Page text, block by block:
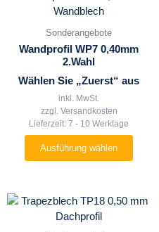
Sonderangebote
Wandprofil WP7 0,40mm
2.Wahl
Wählen Sie „Zuerst“ aus
inkl. MwSt.
zzgl. Versandkosten
Lieferzeit: 7 - 10 Werktage
Ausführung wählen
Produkt
mehrere
Varianten
Die
Optionen
können
auf
der
Produktseite
werden
Dieses
Produkt